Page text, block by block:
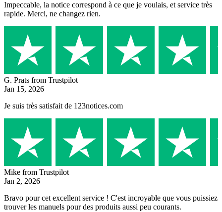
Impeccable, la notice correspond à ce que je voulais, et service très
rapide. Merci, ne changez rien.
G. Prats from Trustpilot
Jan 15, 2026
Je suis très satisfait de 123notices.com
Mike from Trustpilot
Jan 2, 2026
Bravo pour cet excellent service ! C'est incroyable que vous puissiez
trouver les manuels pour des produits aussi peu courants.